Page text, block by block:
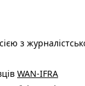
з
WAN-IFRA